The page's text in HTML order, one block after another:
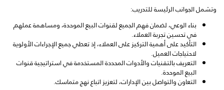
وتشمل الجوانب الرئيسة للتدريب:
بناء الوعي، لضمان فهم الجميع لقنوات البيع الموحدة، ومساهمة عملهم
في تحسين تجربة العملاء.
التأكيد على أهمية التركيز على العملاء، إذ تعطي جميع الإجراءات الأولوية
لاحتياجات العميل.
التعريف بالتقنيات والأدوات المحددة المستخدمة في استراتيجية قنوات
البيع الموحدة.
التعاون والتواصل بين الإدارات، لتعزيز اتباع نهج متماسك.